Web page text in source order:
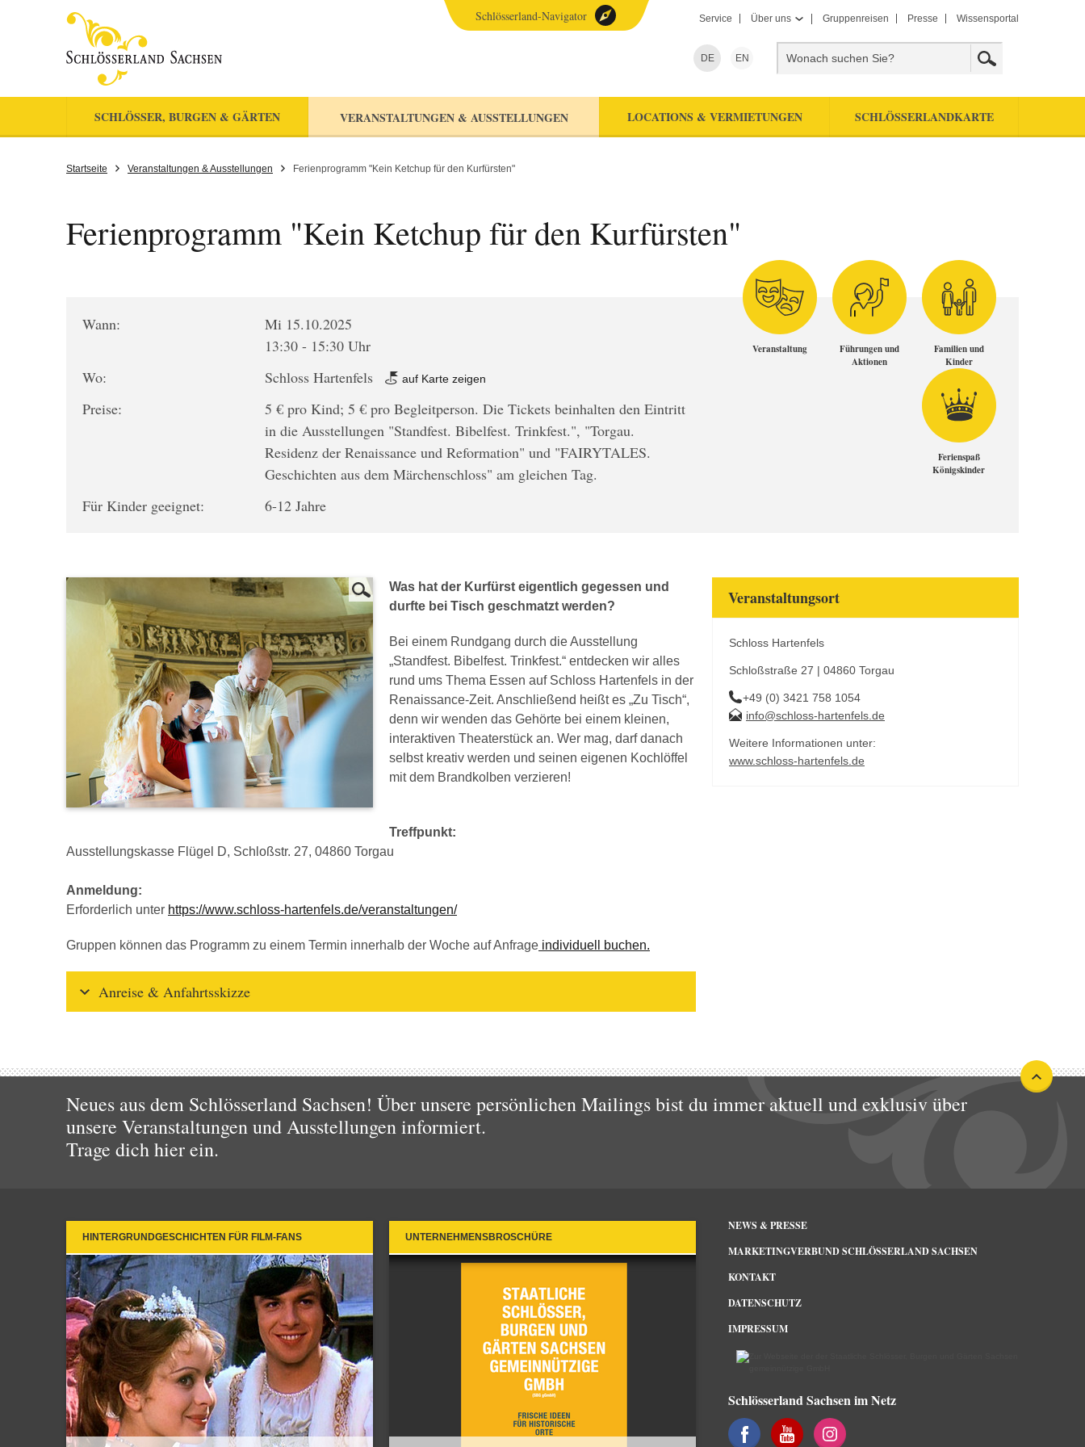
Service Über uns Gruppenreisen Presse Wissensportal
DE EN
SCHLÖSSER, BURGEN & GÄRTEN VERANSTALTUNGEN & AUSSTELLUNGEN LOCATIONS & VERMIETUNGEN SCHLÖSSERLANDKARTE
Schlösserland-Navigator
Startseite Veranstaltungen & Ausstellungen Ferienprogramm "Kein Ketchup für den Kurfürsten"
Ferienprogramm "Kein Ketchup für den Kurfürsten"
Wann:
Mi 15.10.2025
13:30 - 15:30 Uhr
Wo:
Schloss Hartenfels auf Karte zeigen
Preise:
5 € pro Kind; 5 € pro Begleitperson. Die Tickets beinhalten den Eintritt
in die Ausstellungen "Standfest. Bibelfest. Trinkfest.", "Torgau.
Residenz der Renaissance und Reformation" und "FAIRYTALES.
Geschichten aus dem Märchenschloss" am gleichen Tag.
Für Kinder geeignet:
6-12 Jahre
Veranstaltung
Führungen und
Aktionen
Familien und
Kinder
Ferienspaß
Königskinder
Was hat der Kurfürst eigentlich gegessen und
durfte bei Tisch geschmatzt werden?
Bei einem Rundgang durch die Ausstellung
„Standfest. Bibelfest. Trinkfest.“ entdecken wir alles
rund ums Thema Essen auf Schloss Hartenfels in der
Renaissance-Zeit. Anschließend heißt es „Zu Tisch“,
denn wir wenden das Gehörte bei einem kleinen,
interaktiven Theaterstück an. Wer mag, darf danach
selbst kreativ werden und seinen eigenen Kochlöffel
mit dem Brandkolben verzieren!
Treffpunkt:
Ausstellungskasse Flügel D, Schloßstr. 27, 04860 Torgau
Anmeldung:
Erforderlich unter https://www.schloss-hartenfels.de/veranstaltungen/
Gruppen können das Programm zu einem Termin innerhalb der Woche auf Anfrage individuell buchen.
Anreise & Anfahrtsskizze
Veranstaltungsort
Schloss Hartenfels
Schloßstraße 27 | 04860 Torgau
+49 (0) 3421 758 1054
info@schloss-hartenfels.de
Weitere Informationen unter:
www.schloss-hartenfels.de
Neues aus dem Schlösserland Sachsen! Über unsere persönlichen Mailings bist du immer aktuell und exklusiv über
unsere Veranstaltungen und Ausstellungen informiert.
Trage dich hier ein.
HINTERGRUNDGESCHICHTEN FÜR FILM-FANS UNTERNEHMENSBROSCHÜRE
NEWS & PRESSE
MARKETINGVERBUND SCHLÖSSERLAND SACHSEN
KONTAKT
DATENSCHUTZ
IMPRESSUM
Schlösserland Sachsen im Netz